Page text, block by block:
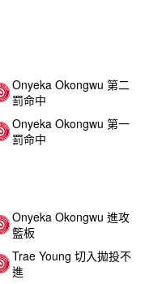
Trae Young 切入拋投不
進
Onyeka Okongwu 進攻
籃板
Onyeka Okongwu 第一
罰命中
Onyeka Okongwu 第二
罰命中